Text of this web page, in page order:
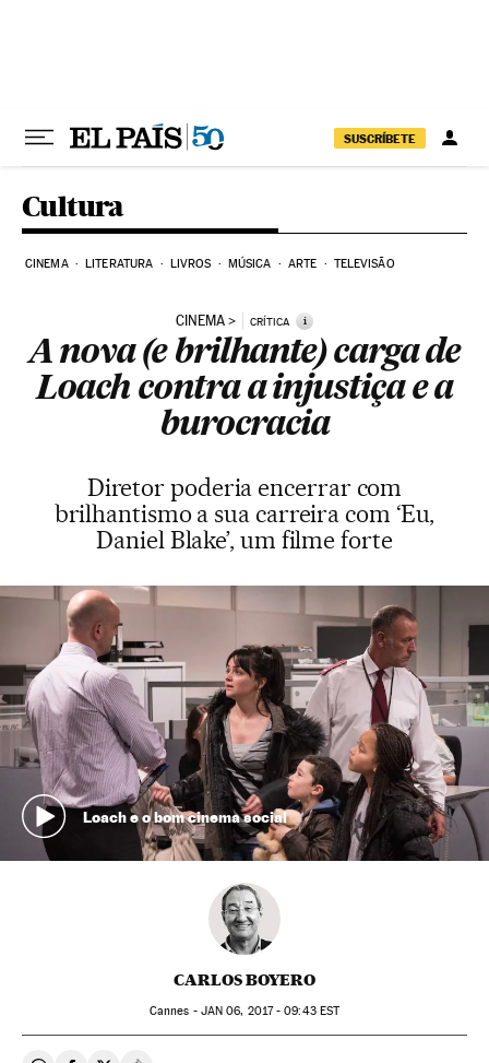
SUSCRÍBETE
Cultura
CINEMA LITERATURA LIVROS MÚSICA ARTE TELEVISÃO
CINEMA CRÍTICA i
A nova (e brilhante) carga de
Loach contra a injustiça e a
burocracia
Diretor poderia encerrar com
brilhantismo a sua carreira com ‘Eu,
Daniel Blake’, um filme forte
Loach e o bom cinema social
CARLOS BOYERO
Cannes - JAN 06, 2017 - 09:43EST